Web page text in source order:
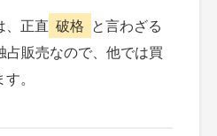
、正直 破格 と言わざる
占販売なので、他では買
。